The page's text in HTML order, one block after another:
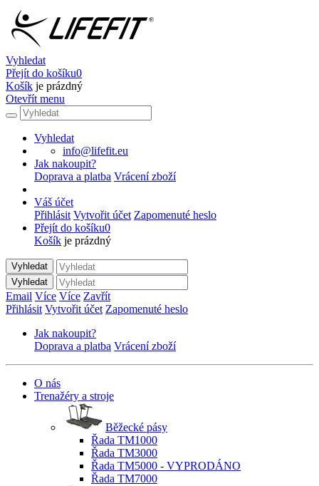
Vyhledat
Přejít do košíku0
Košík je prázdný
Otevřít menu
Vyhledat
info@lifefit.eu
Jak nakoupit?
Doprava a platba Vrácení zboží
Váš účet
Přihlásit Vytvořit účet Zapomenuté heslo
Přejít do košíku0
Košík je prázdný
Vyhledat
Vyhledat
Email Více Více Zavřít
Přihlásit Vytvořit účet Zapomenuté heslo
Jak nakoupit?
Doprava a platba Vrácení zboží
O nás
Trenažéry a stroje
Běžecké pásy
Řada TM1000
Řada TM3000
Řada TM5000 - VYPRODÁNO
Řada TM7000